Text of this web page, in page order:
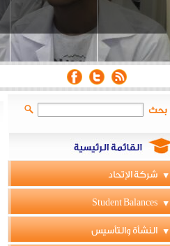
بحث
شركة الإتحاد
Student Balances
النشأة والتأسيس